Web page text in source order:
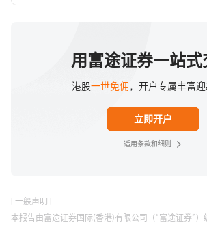
用富途证券一站式
港股一世免佣，开户专属丰富
立即开户
适用条款和细则
| 一般声明 |
本报告由富途证券国际(香港)有限公司（“富途证券”